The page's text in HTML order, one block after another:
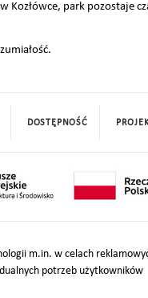
Kozłówce, park pozostaje
m.in. w celach
potrzeb użytkowników
DOSTĘPNOŚĆ